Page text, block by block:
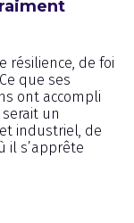
résilience, de foi
que ses
ont accompli
un
industriel, de
il s’apprête